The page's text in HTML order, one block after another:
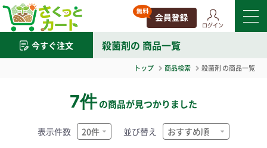
ログイン
今すぐ注文 殺菌剤の 商品一覧
トップ 商品検索 殺菌剤 の商品一覧
7件の商品が見つかりました
表示件数 並び替え